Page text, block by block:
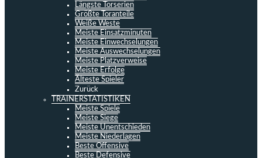
Längste Torserien
Größte Toranteile
Weiße Weste
Meiste Einsatzminuten
Meiste Einwechselungen
Meiste Auswechselungen
Meiste Platzverweise
Meiste Erfolge
Älteste Spieler
Zurück
TRAINERSTATISTIKEN
Meiste Spiele
Meiste Siege
Meiste Unentschieden
Meiste Niederlagen
Beste Offensive
Beste Defensive